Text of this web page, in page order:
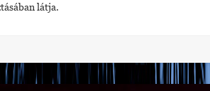
látja.